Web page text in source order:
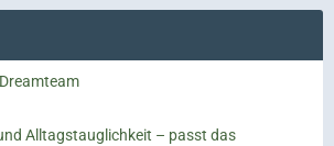
Alltagstauglichkeit – passt das